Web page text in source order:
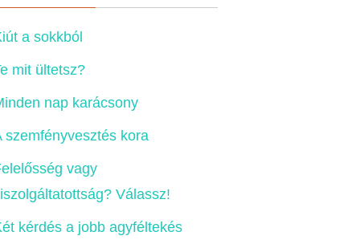
a sokkból
mit ültetsz?
nap karácsony
szemfényvesztés kora
vagy
Válassz!
kérdés a jobb agyféltekés